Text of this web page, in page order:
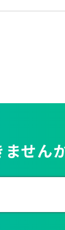
せん